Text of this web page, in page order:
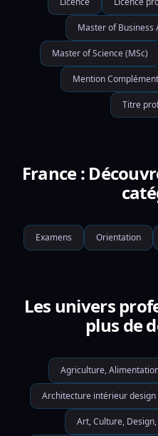
Master of Business
Master of Science (MSc)
Mention
Titre
France :
Examens Orientation
Les univers
plus de
Agriculture,
Architecture intérieur design
Art, Culture,